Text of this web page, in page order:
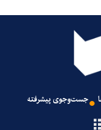
جست‌وجوی پیشرفته